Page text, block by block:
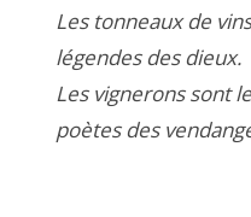
Les tonneaux de
légendes des dieux.
Les vignerons sont
poètes des